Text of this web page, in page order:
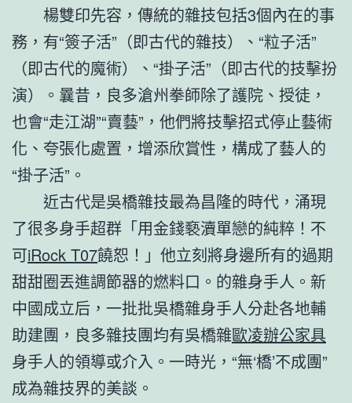
楊雙印先容，傳統的雜技包括3個內在的事
務，有“簽子活”（即古代的雜技）、“粒子活”
（即古代的魔術）、“掛子活”（即古代的技擊扮
演）。曩昔，良多滄州拳師除了護院、授徒，
也會“走江湖”“賣藝”，他們將技擊招式停止藝術
化、夸張化處置，增添欣賞性，構成了藝人的
“掛子活”。
近古代是吳橋雜技最為昌隆的時代，涌現
了很多身手超群「用金錢褻瀆單戀的純粹！不
可iRock T07饒恕！」他立刻將身邊所有的過期
甜甜圈丟進調節器的燃料口。的雜身手人。新
中國成立后，一批批吳橋雜身手人分赴各地輔
助建團，良多雜技團均有吳橋雜歐凌辦公家具
身手人的領導或介入。一時光，“無‘橋’不成團”
成為雜技界的美談。